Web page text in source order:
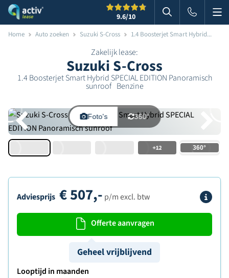
9.6/10 Zoeken in
Home Auto zoeken Suzuki S-Cross 1.4 Boosterjet Smart Hybrid...
Zakelijk lease:
Suzuki S-Cross
1.4 Boosterjet Smart Hybrid SPECIAL EDITION Panoramisch
sunroof Benzine
Foto's 360°
+12
Adviesprijs €507,- p/m excl. btw
Offerte aanvragen
Geheel vrijblijvend
Looptijd in maanden